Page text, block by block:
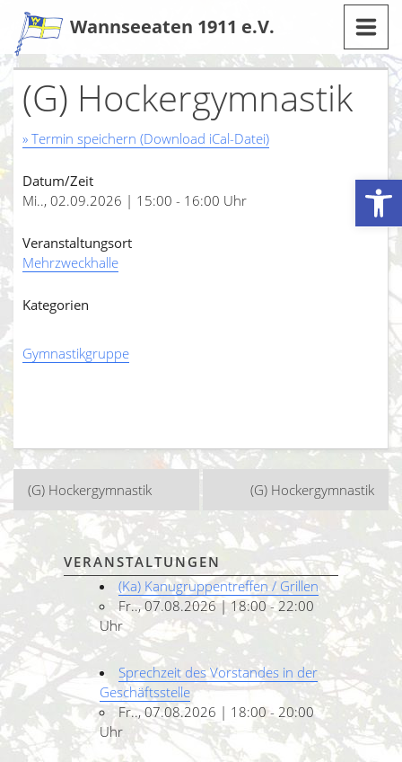
Werkzeugleiste öffnen
Zum
Inhalt
Wannseeaten 1911 e.V.
(G) Hockergymnastik
» Termin speichern (Download iCal-Datei)
Datum/Zeit
Mi.., 02.09.2026 | 15:00 - 16:00 Uhr
Veranstaltungsort
Mehrzweckhalle
Kategorien
Gymnastikgruppe
Beitragsnavigation
(G) Hockergymnastik (G) Hockergymnastik
VERANSTALTUNGEN
(Ka) Kanugruppentreffen / Grillen
Fr.., 07.08.2026 | 18:00 - 22:00
Uhr
Sprechzeit des Vorstandes in der
Geschäftsstelle
Fr.., 07.08.2026 | 18:00 - 20:00
Uhr